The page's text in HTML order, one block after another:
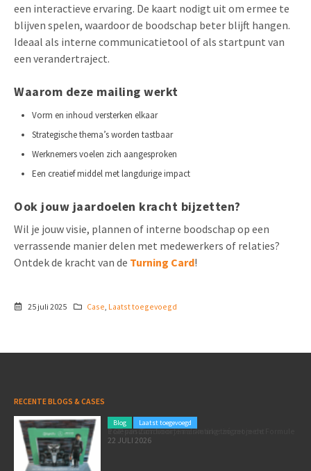
een interactieve ervaring. De kaart nodigt uit om ermee te
blijven spelen, waardoor de boodschap beter blijft hangen.
Ideaal als interne communicatietool of als startpunt van
een verandertraject.
Waarom deze mailing werkt
Vorm en inhoud versterken elkaar
Strategische thema’s worden tastbaar
Werknemers voelen zich aangesproken
Een creatief middel met langdurige impact
Ook jouw jaardoelen kracht bijzetten?
Wil je jouw visie, plannen of interne boodschap op een
verrassende manier delen met medewerkers of relaties?
Ontdek de kracht van de Turning Card!
25 juli 2025 Case, Laatst toegevoegd
RECENTE BLOGS & CASES
Blog Laatst toegevoegd
Poleposition voor je marketing: zó zet je de Formule 1 GP van Zandvoort in als marketingmoment
22 JULI 2026